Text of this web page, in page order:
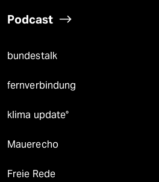
Podcast
bundestalk
fernverbindung
klima update°
Mauerecho
Freie Rede